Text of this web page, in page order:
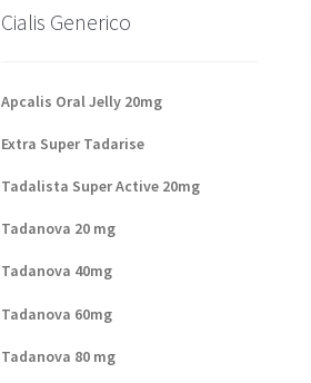
Cialis Generico
Apcalis Oral Jelly 20mg
Extra Super Tadarise
Tadalista Super Active 20mg
Tadanova 20 mg
Tadanova 40mg
Tadanova 60mg
Tadanova 80 mg